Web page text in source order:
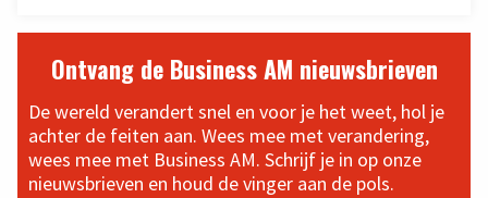
Ontvang de Business AM nieuwsbrieven
De wereld verandert snel en voor je het weet, hol je
achter de feiten aan. Wees mee met verandering,
wees mee met Business AM. Schrijf je in op onze
nieuwsbrieven en houd de vinger aan de pols.